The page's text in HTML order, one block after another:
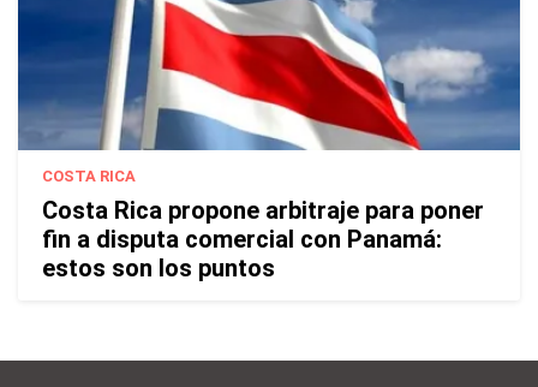
COSTA RICA
Costa Rica propone arbitraje para poner
fin a disputa comercial con Panamá:
estos son los puntos